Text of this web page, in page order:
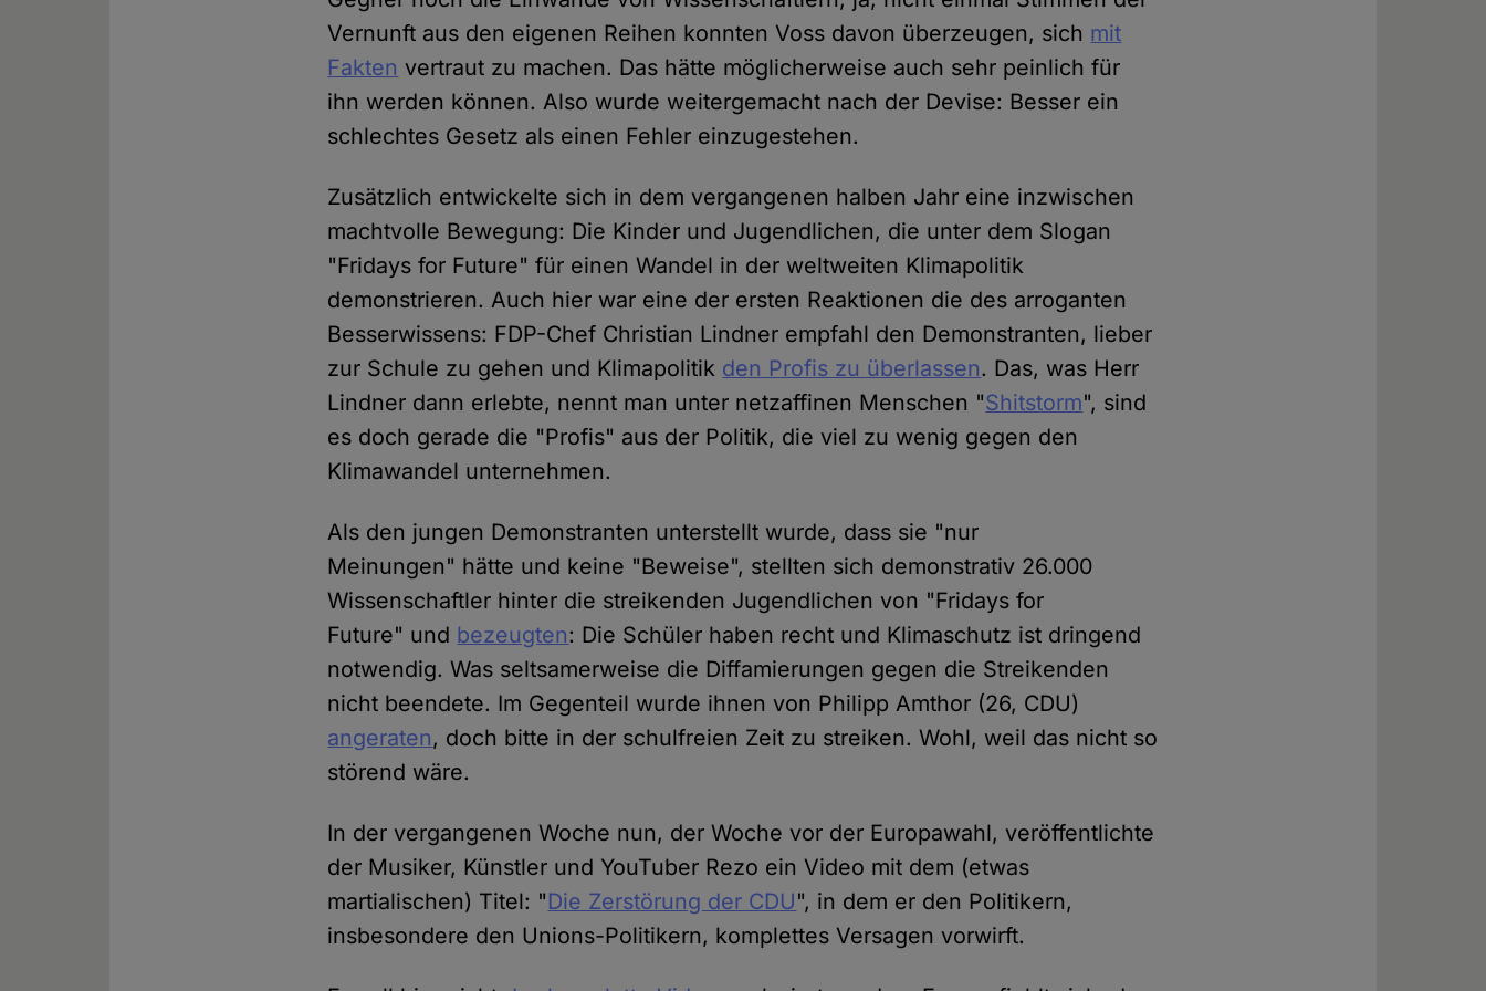
Vernunft aus den eigenen Reihen konnten Voss davon überzeugen, sich mit
Fakten vertraut zu machen. Das hätte möglicherweise auch sehr peinlich für
ihn werden können. Also wurde weitergemacht nach der Devise: Besser ein
schlechtes Gesetz als einen Fehler einzugestehen.
Zusätzlich entwickelte sich in dem vergangenen halben Jahr eine inzwischen
machtvolle Bewegung: Die Kinder und Jugendlichen, die unter dem Slogan
"Fridays for Future" für einen Wandel in der weltweiten Klimapolitik
demonstrieren. Auch hier war eine der ersten Reaktionen die des arroganten
Besserwissens: FDP-Chef Christian Lindner empfahl den Demonstranten, lieber
zur Schule zu gehen und Klimapolitik den Profis zu überlassen. Das, was Herr
Lindner dann erlebte, nennt man unter netzaffinen Menschen "Shitstorm", sind
es doch gerade die "Profis" aus der Politik, die viel zu wenig gegen den
Klimawandel unternehmen.
Als den jungen Demonstranten unterstellt wurde, dass sie "nur
Meinungen" hätte und keine "Beweise", stellten sich demonstrativ 26.000
Wissenschaftler hinter die streikenden Jugendlichen von "Fridays for
Future" und bezeugten: Die Schüler haben recht und Klimaschutz ist dringend
notwendig. Was seltsamerweise die Diffamierungen gegen die Streikenden
nicht beendete. Im Gegenteil wurde ihnen von Philipp Amthor (26, CDU)
angeraten, doch bitte in der schulfreien Zeit zu streiken. Wohl, weil das nicht so
störend wäre.
In der vergangenen Woche nun, der Woche vor der Europawahl, veröffentlichte
der Musiker, Künstler und YouTuber Rezo ein Video mit dem (etwas
martialischen) Titel: "Die Zerstörung der CDU", in dem er den Politikern,
insbesondere den Unions-Politikern, komplettes Versagen vorwirft.